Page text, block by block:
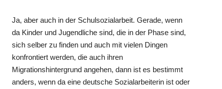
Ja, aber auch in der Schulsozialarbeit. Gerade, wenn
da Kinder und Jugendliche sind, die in der Phase sind,
sich selber zu finden und auch mit vielen Dingen
konfrontiert werden, die auch ihren
Migrationshintergrund angehen, dann ist es bestimmt
anders, wenn da eine deutsche Sozialarbeiterin ist oder